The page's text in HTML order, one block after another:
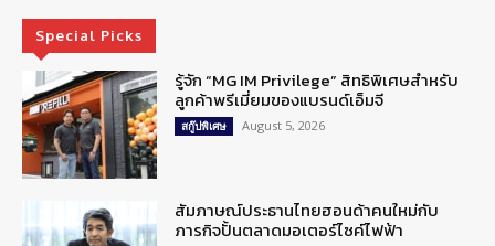
Special Picks
รู้จัก “MG IM Privilege” สิทธิพิเศษสำหรับ
ลูกค้าพรีเมี่ยมของแบรนด์เอ็มจี
สกู๊ปพิเศษ August 5, 2026
สัมภาษณ์ประธานไทยฮอนด้าคนใหม่กับ
ภารกิจปั้นตลาดมอเตอร์ไซค์ไฟฟ้า